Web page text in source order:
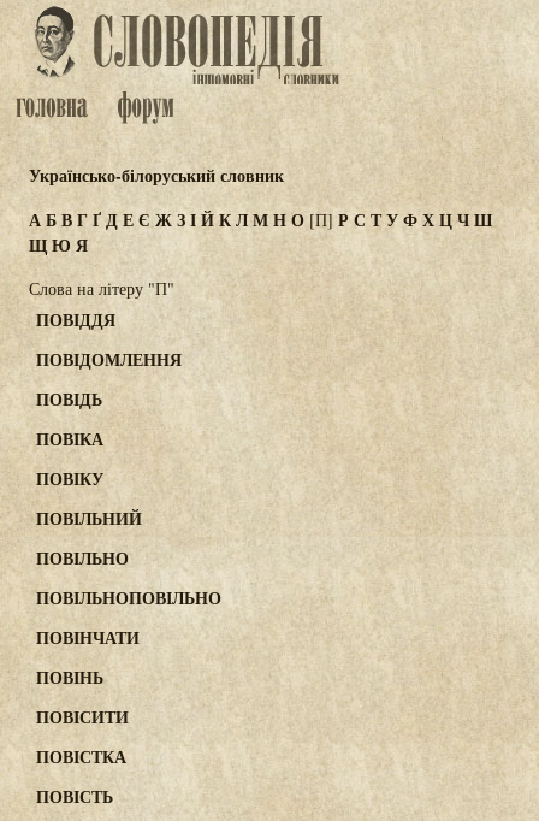
Українсько-білоруський словник
АБВГҐДЕЄ ЖЗІЙКЛМНО [П]Р СТУФХЦЧШ
ЩЮ Я
Слова на літеру "П"
ПОВІДДЯ
ПОВІДОМЛЕННЯ
ПОВІДЬ
ПОВІКА
ПОВІКУ
ПОВІЛЬНИЙ
ПОВІЛЬНО
ПОВІЛЬНОПОВІЛЬНО
ПОВІНЧАТИ
ПОВІНЬ
ПОВІСИТИ
ПОВІСТКА
ПОВІСТЬ